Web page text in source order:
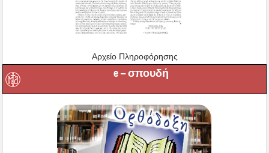
Αρχείο Πληροφόρησης
e – σπουδή